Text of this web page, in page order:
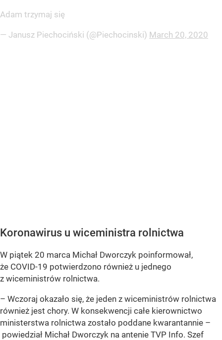
Adam trzymaj się
— Janusz Piechociński (@Piechocinski) March 20, 2020
Koronawirus u wiceministra rolnictwa
W piątek 20 marca Michał Dworczyk poinformował,
że COVID-19 potwierdzono również u jednego
z wiceministrów rolnictwa.
– Wczoraj okazało się, że jeden z wiceministrów rolnictwa
również jest chory. W konsekwencji całe kierownictwo
ministerstwa rolnictwa zostało poddane kwarantannie –
powiedział Michał Dworczyk na antenie TVP Info. Szef